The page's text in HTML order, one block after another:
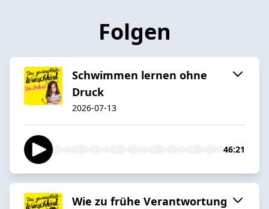
Folgen
Schwimmen lernen ohne
Druck
2026-07-13
46:21
Wie zu frühe Verantwortung